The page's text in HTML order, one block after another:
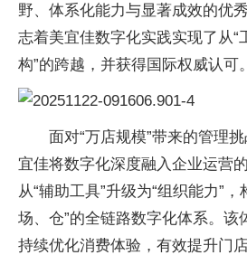
野、体系化能力与显著成效的优
志着美宜佳数字化实践实现了从“
构”的跨越，并获得国际权威认可。
面对“万店规模”带来的管理
宜佳将数字化深度融入企业运营
从“辅助工具”升级为“组织能力”，
场、仓”的全链路数字化体系。该
持续优化消费体验，有效提升门店